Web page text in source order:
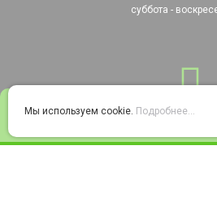
Войти
суббота -
Мы используем cookie. Подробнее...